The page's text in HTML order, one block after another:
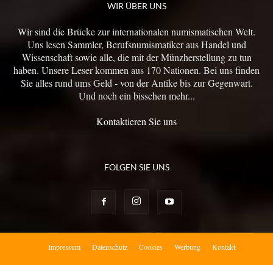
WIR ÜBER UNS
Wir sind die Brücke zur internationalen numismatischen Welt.
Uns lesen Sammler, Berufsnumismatiker aus Handel und
Wissenschaft sowie alle, die mit der Münzherstellung zu tun
haben. Unsere Leser kommen aus 170 Nationen. Bei uns finden
Sie alles rund ums Geld - von der Antike bis zur Gegenwart.
Und noch ein bisschen mehr...
Kontaktieren Sie uns
FOLGEN SIE UNS
Impressum Datenschutz Cookies Werbung Kontakt